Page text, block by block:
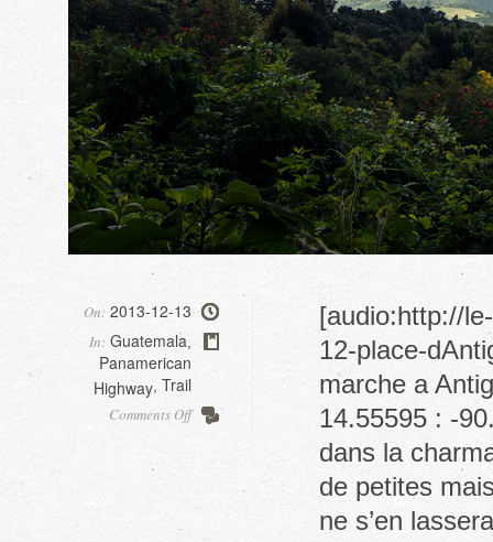
On: 2013-12-13
In: Guatemala
Panamerican
Highway Trail
Comments Offon
[audio:http://
12-place-
marche a
14.55595 : -
dans la
de petites
ne s’en